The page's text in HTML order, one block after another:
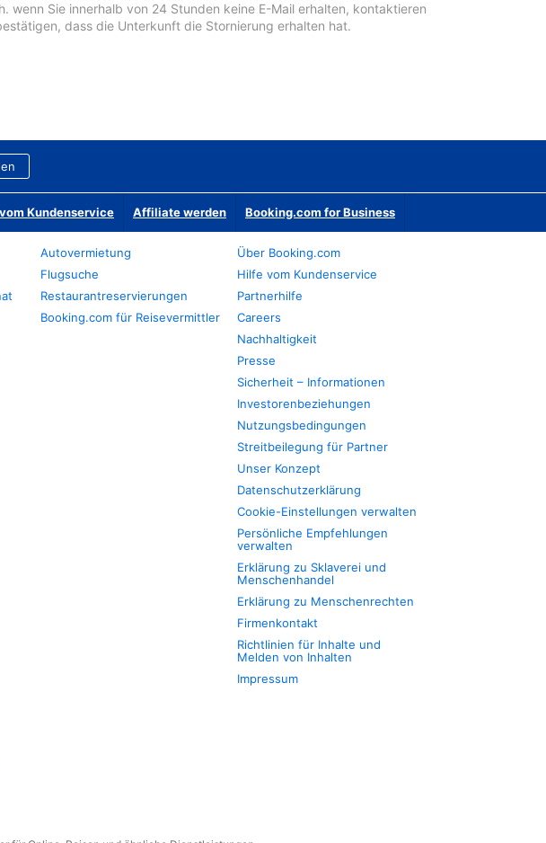
wenn Sie innerhalb von 24 Stunden keine E-Mail erhalten, kontaktieren
dass die Unterkunft die Stornierung erhalten hat.
Kundenservice Affiliate werden Booking.com for Business
Autovermietung
Flugsuche
Restaurantreservierungen
Booking.com für Reisevermittler
Über Booking.com
Hilfe vom Kundenservice
Partnerhilfe
Careers
Nachhaltigkeit
Presse
Sicherheit – Informationen
Investorenbeziehungen
Nutzungsbedingungen
Streitbeilegung für Partner
Unser Konzept
Datenschutzerklärung
Cookie-Einstellungen verwalten
Persönliche Empfehlungen
verwalten
Erklärung zu Sklaverei und
Menschenhandel
Erklärung zu Menschenrechten
Firmenkontakt
Richtlinien für Inhalte und
Melden von Inhalten
Impressum